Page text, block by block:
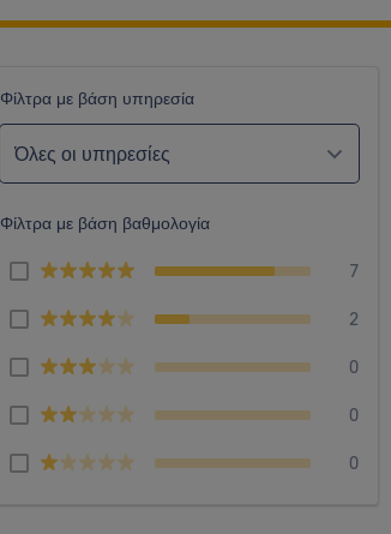
Φίλτρα με βάση υπηρεσία
Όλες οι υπηρεσίες
Φίλτρα με βάση βαθμολογία
7
2
0
0
0